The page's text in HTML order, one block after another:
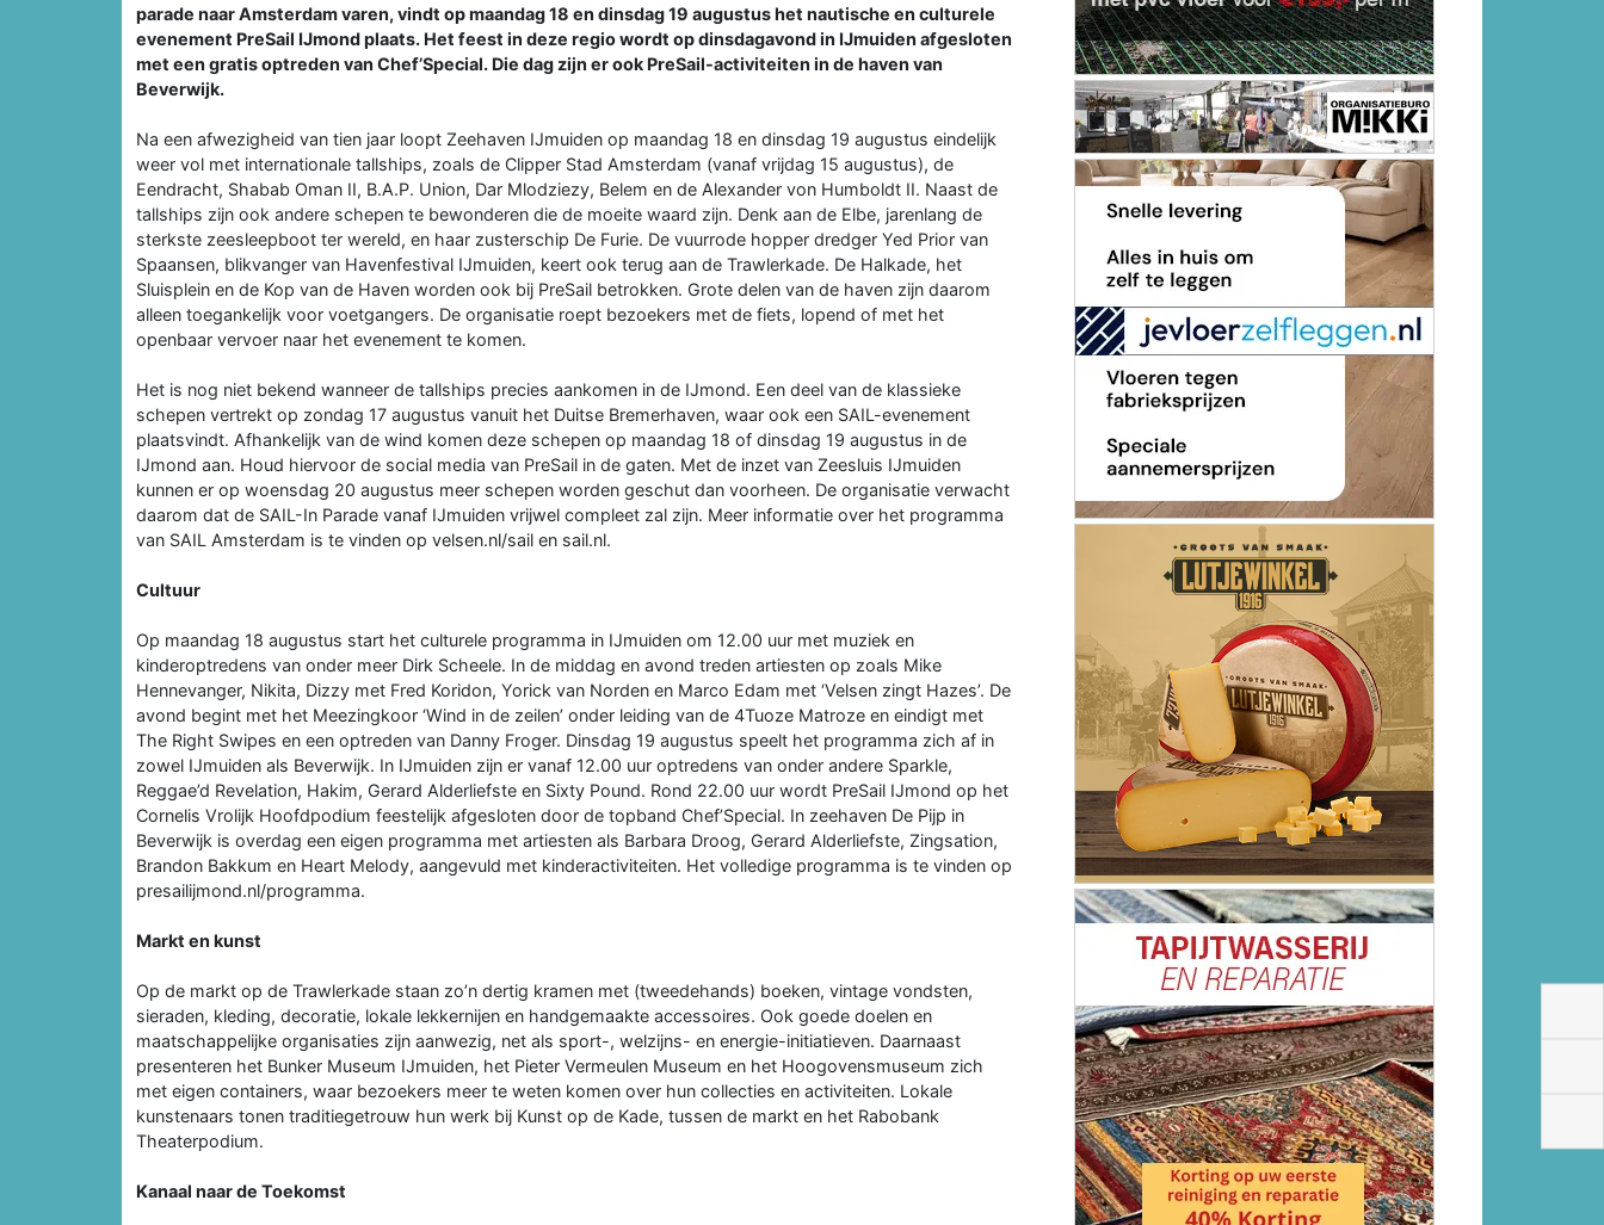
parade naar Amsterdam varen, vindt op maandag 18 en dinsdag 19 augustus het nautische en culturele
evenement PreSail IJmond plaats. Het feest in deze regio wordt op dinsdagavond in IJmuiden afgesloten
met een gratis optreden van Chef’Special. Die dag zijn er ook PreSail-activiteiten in de haven van
Beverwijk.
Na een afwezigheid van tien jaar loopt Zeehaven IJmuiden op maandag 18 en dinsdag 19 augustus eindelijk
weer vol met internationale tallships, zoals de Clipper Stad Amsterdam (vanaf vrijdag 15 augustus), de
Eendracht, Shabab Oman II, B.A.P. Union, Dar Mlodziezy, Belem en de Alexander von Humboldt II. Naast de
tallships zijn ook andere schepen te bewonderen die de moeite waard zijn. Denk aan de Elbe, jarenlang de
sterkste zeesleepboot ter wereld, en haar zusterschip De Furie. De vuurrode hopper dredger Yed Prior van
Spaansen, blikvanger van Havenfestival IJmuiden, keert ook terug aan de Trawlerkade. De Halkade, het
Sluisplein en de Kop van de Haven worden ook bij PreSail betrokken. Grote delen van de haven zijn daarom
alleen toegankelijk voor voetgangers. De organisatie roept bezoekers met de fiets, lopend of met het
openbaar vervoer naar het evenement te komen.
Het is nog niet bekend wanneer de tallships precies aankomen in de IJmond. Een deel van de klassieke
schepen vertrekt op zondag 17 augustus vanuit het Duitse Bremerhaven, waar ook een SAIL-evenement
plaatsvindt. Afhankelijk van de wind komen deze schepen op maandag 18 of dinsdag 19 augustus in de
IJmond aan. Houd hiervoor de social media van PreSail in de gaten. Met de inzet van Zeesluis IJmuiden
kunnen er op woensdag 20 augustus meer schepen worden geschut dan voorheen. De organisatie verwacht
daarom dat de SAIL-In Parade vanaf IJmuiden vrijwel compleet zal zijn. Meer informatie over het programma
van SAIL Amsterdam is te vinden op velsen.nl/sail en sail.nl.
Cultuur
Op maandag 18 augustus start het culturele programma in IJmuiden om 12.00 uur met muziek en
kinderoptredens van onder meer Dirk Scheele. In de middag en avond treden artiesten op zoals Mike
Hennevanger, Nikita, Dizzy met Fred Koridon, Yorick van Norden en Marco Edam met ‘Velsen zingt Hazes’. De
avond begint met het Meezingkoor ‘Wind in de zeilen’ onder leiding van de 4Tuoze Matroze en eindigt met
The Right Swipes en een optreden van Danny Froger. Dinsdag 19 augustus speelt het programma zich af in
zowel IJmuiden als Beverwijk. In IJmuiden zijn er vanaf 12.00 uur optredens van onder andere Sparkle,
Reggae’d Revelation, Hakim, Gerard Alderliefste en Sixty Pound. Rond 22.00 uur wordt PreSail IJmond op het
Cornelis Vrolijk Hoofdpodium feestelijk afgesloten door de topband Chef’Special. In zeehaven De Pijp in
Beverwijk is overdag een eigen programma met artiesten als Barbara Droog, Gerard Alderliefste, Zingsation,
Brandon Bakkum en Heart Melody, aangevuld met kinderactiviteiten. Het volledige programma is te vinden op
presailijmond.nl/programma.
Markt en kunst
Op de markt op de Trawlerkade staan zo’n dertig kramen met (tweedehands) boeken, vintage vondsten,
sieraden, kleding, decoratie, lokale lekkernijen en handgemaakte accessoires. Ook goede doelen en
maatschappelijke organisaties zijn aanwezig, net als sport-, welzijns- en energie-initiatieven. Daarnaast
presenteren het Bunker Museum IJmuiden, het Pieter Vermeulen Museum en het Hoogovensmuseum zich
met eigen containers, waar bezoekers meer te weten komen over hun collecties en activiteiten. Lokale
kunstenaars tonen traditiegetrouw hun werk bij Kunst op de Kade, tussen de markt en het Rabobank
Theaterpodium.
Kanaal naar de Toekomst